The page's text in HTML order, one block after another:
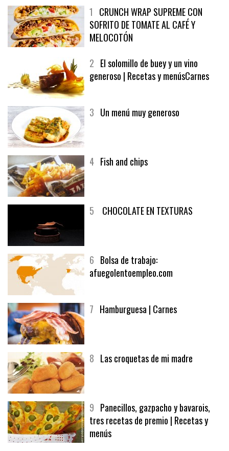
1 CRUNCH WRAP SUPREME CON
SOFRITO DE TOMATE AL CAFÉ Y
MELOCOTÓN
2 El solomillo de buey y un vino
generoso | Recetas y menúsCarnes
3 Un menú muy generoso
4 Fish and chips
5 CHOCOLATE EN TEXTURAS
6 Bolsa de trabajo:
afuegolentoempleo.com
7 Hamburguesa | Carnes
8 Las croquetas de mi madre
9 Panecillos, gazpacho y bavarois,
tres recetas de premio | Recetas y
menús